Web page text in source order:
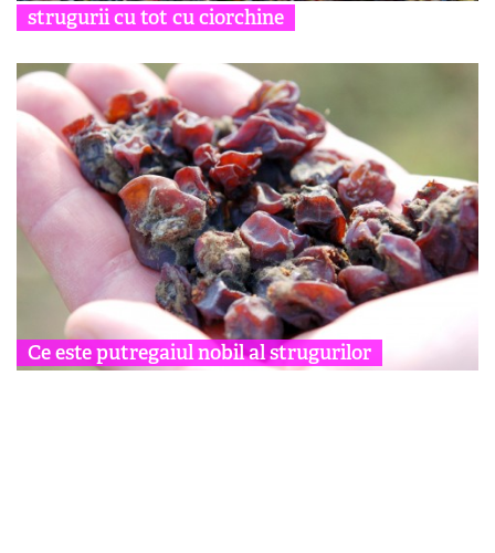
strugurii cu tot cu ciorchine
Ce este putregaiul nobil al strugurilor